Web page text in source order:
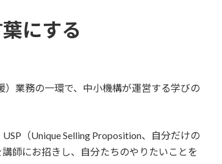
にする
業務の一環で、中小機構が運営する学びの
（Unique Selling Proposition、自分だけの
師にお招きし、自分たちのやりたいことを